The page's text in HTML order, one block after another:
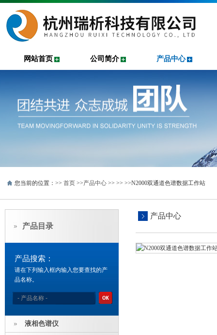
网站首页 公司简介 产品中心
您当前的位置：>> 首页 >>产品中心 >> >> >>N2000双通道色谱数据工作站
产品目录
产品搜索：
请在下列输入框内输入您要查找的产
品名称。
液相色谱仪
产品中心